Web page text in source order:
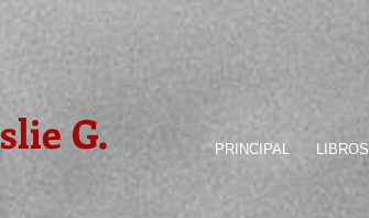
G. PRINCIPAL LIBROS